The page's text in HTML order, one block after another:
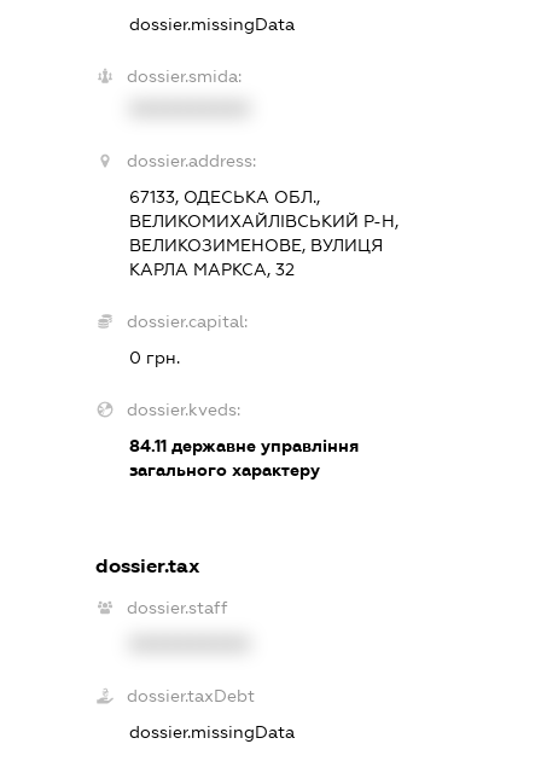
dossier.missingData
dossier.smida:
dossier.address:
67133, ОДЕСЬКА ОБЛ.,
ВЕЛИКОМИХАЙЛІВСЬКИЙ Р-Н,
ВЕЛИКОЗИМЕНОВЕ, ВУЛИЦЯ
КАРЛА МАРКСА, 32
dossier.capital:
0 грн.
dossier.kveds:
84.11державне управління
загального характеру
dossier.tax
dossier.staff
dossier.taxDebt
dossier.missingData